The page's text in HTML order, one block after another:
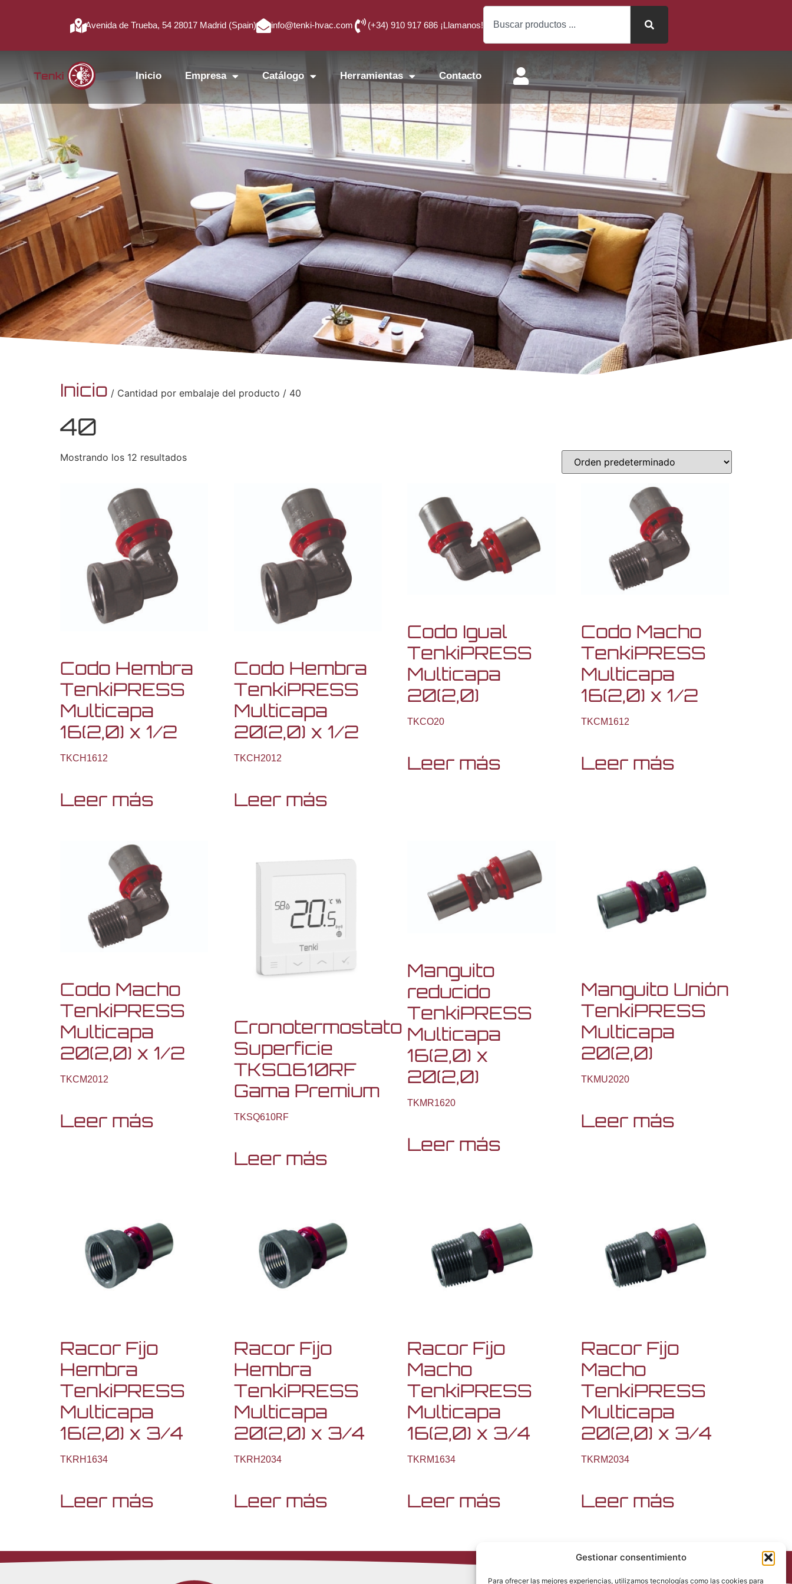
Gestionar consentimiento
Para ofrecer las mejores experiencias, utilizamos tecnologías como las cookies para
Avenida de Trueba, 54 28017 Madrid (Spain) info@tenki-hvac.com (+34) 910 917 686 ¡Llamanos!
Inicio Empresa Catálogo Herramientas Contacto
Inicio / Cantidad por embalaje del producto / 40
40
Mostrando los 12 resultados
Codo Hembra
TenkiPRESS
Multicapa
16(2,0) x 1/2
TKCH1612
Leer más
Codo Hembra
TenkiPRESS
Multicapa
20(2,0) x 1/2
TKCH2012
Leer más
Codo Igual
TenkiPRESS
Multicapa
20(2,0)
TKCO20
Leer más
Codo Macho
TenkiPRESS
Multicapa
16(2,0) x 1/2
TKCM1612
Leer más
Codo Macho
TenkiPRESS
Multicapa
20(2,0) x 1/2
TKCM2012
Leer más
Cronotermostato
Superficie
TKSQ610RF
Gama Premium
TKSQ610RF
Leer más
Manguito
reducido
TenkiPRESS
Multicapa
16(2,0) x
20(2,0)
TKMR1620
Leer más
Manguito Unión
TenkiPRESS
Multicapa
20(2,0)
TKMU2020
Leer más
Racor Fijo
Hembra
TenkiPRESS
Multicapa
16(2,0) x 3/4
TKRH1634
Leer más
Racor Fijo
Hembra
TenkiPRESS
Multicapa
20(2,0) x 3/4
TKRH2034
Leer más
Racor Fijo
Macho
TenkiPRESS
Multicapa
16(2,0) x 3/4
TKRM1634
Leer más
Racor Fijo
Macho
TenkiPRESS
Multicapa
20(2,0) x 3/4
TKRM2034
Leer más